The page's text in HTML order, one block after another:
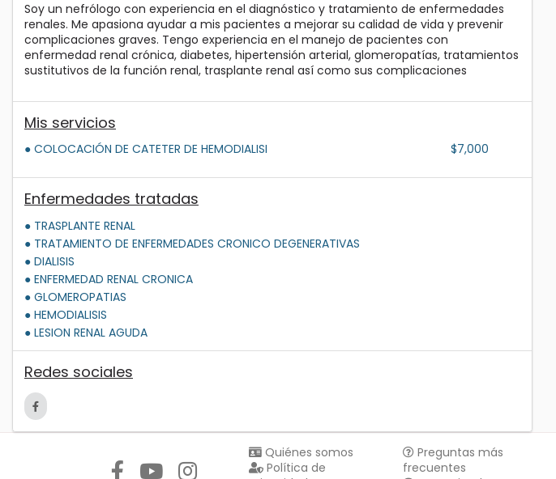
Soy un nefrólogo con experiencia en el diagnóstico y tratamiento de enfermedades
renales. Me apasiona ayudar a mis pacientes a mejorar su calidad de vida y prevenir
complicaciones graves. Tengo experiencia en el manejo de pacientes con
enfermedad renal crónica, diabetes, hipertensión arterial, glomeropatías, tratamientos
sustitutivos de la función renal, trasplante renal así como sus complicaciones
Mis servicios
● COLOCACIÓN DE CATETER DE HEMODIALISI $7,000
Enfermedades tratadas
● TRASPLANTE RENAL
● TRATAMIENTO DE ENFERMEDADES CRONICO DEGENERATIVAS
● DIALISIS
● ENFERMEDAD RENAL CRONICA
● GLOMEROPATIAS
● HEMODIALISIS
● LESION RENAL AGUDA
Redes sociales
Quiénes somos
Política de
Preguntas más
frecuentes